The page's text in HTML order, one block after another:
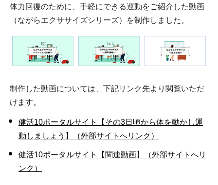
体力回復のために、手軽にできる運動をご紹介した動画
（ながらエクササイズシリーズ）を制作しました。
制作した動画については、下記リンク先より閲覧いただ
けます。
健活10ポータルサイト【その3日頃から体を動かし運
動しましょう】（外部サイトへリンク）
健活10ポータルサイト【関連動画】（外部サイトへリ
ンク）